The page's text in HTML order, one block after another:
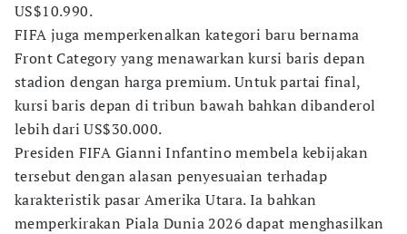
US$10.990.
FIFA juga memperkenalkan kategori baru bernama
Front Category yang menawarkan kursi baris depan
stadion dengan harga premium. Untuk partai final,
kursi baris depan di tribun bawah bahkan dibanderol
lebih dari US$30.000.
Presiden FIFA Gianni Infantino membela kebijakan
tersebut dengan alasan penyesuaian terhadap
karakteristik pasar Amerika Utara. Ia bahkan
memperkirakan Piala Dunia 2026 dapat menghasilkan